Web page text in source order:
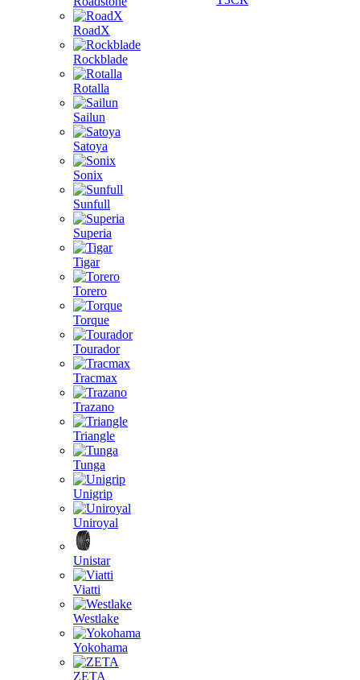
RoadX
Rockblade
Rotalla
Sailun
Satoya
Sonix
Sunfull
Superia
Tigar
Torero
Torque
Tourador
Tracmax
Trazano
Triangle
Tunga
Unigrip
Uniroyal
Unistar
Viatti
Westlake
Yokohama
ZETA